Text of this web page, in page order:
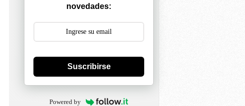
novedades:
Suscribirse
Powered by